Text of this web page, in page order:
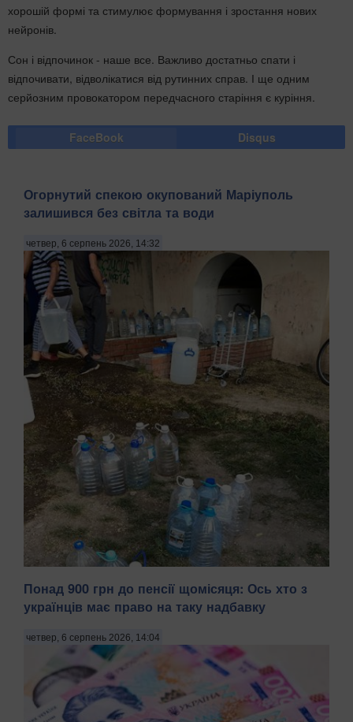
хорошій формі та стимулює формування і зростання нових
нейронів.
Сон і відпочинок - наше все. Важливо достатньо спати і
відпочивати, відволікатися від рутинних справ. І ще одним
серйозним провокатором передчасного старіння є куріння.
FaceBook Disqus
Огорнутий спекою окупований Маріуполь
залишився без світла та води
четвер, 6 серпень 2026, 14:32
Тимчасово захоплений російськими військами Маріуполь
Донецької області після вибухів, що пролунали 5 серпня
передають Патріоти України з посиланням на легітимну
Маріупольську міську раду. . "У тимчасо...
Понад 900 грн до пенсії щомісяця: Ось хто з
українців має право на таку надбавку
четвер, 6 серпень 2026, 14:04